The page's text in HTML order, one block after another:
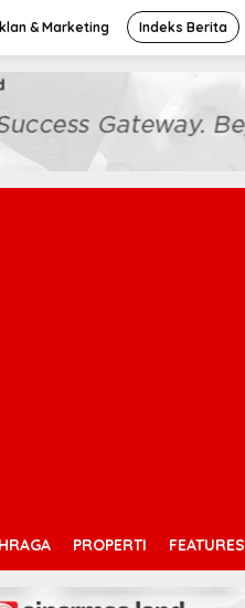
& Marketing Indeks Berita
PROPERTI FEATURES